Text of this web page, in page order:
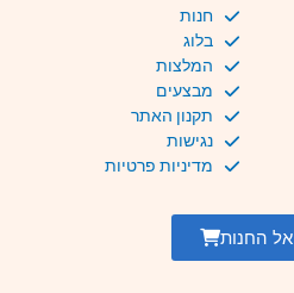
חנות
בלוג
המלצות
מבצעים
תקנון האתר
נגישות
מדיניות פרטיות
אל החנות